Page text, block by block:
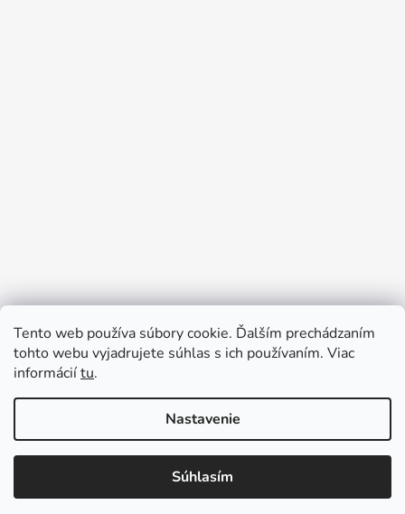
Tento web používa súbory cookie. Ďalším prechádzaním
tohto webu vyjadrujete súhlas s ich používaním. Viac
informáciítu.
Nastavenie
Súhlasím
Prijímame online platby
Vytvoril Shoptet
Copyright 2026Ennyroom. Všetky práva vyhradené.